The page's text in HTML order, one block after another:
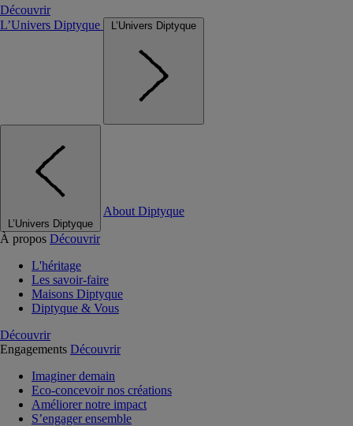
Découvrir
L’Univers Diptyque
L’Univers Diptyque
L’Univers Diptyque
About Diptyque
À propos Découvrir
L'héritage
Les savoir-faire
Maisons Diptyque
Diptyque & Vous
Découvrir
Engagements Découvrir
Imaginer demain
Eco-concevoir nos créations
Améliorer notre impact
S’engager ensemble